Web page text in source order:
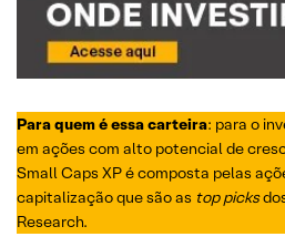
Para quem é essa carteira: para o
em ações com alto potencial de
Small Caps XP é composta pelas
capitalização que são as top picks
Research.